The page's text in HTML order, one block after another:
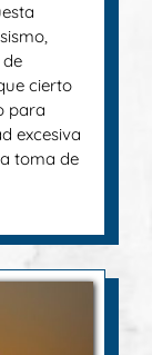
cierto
para
excesiva
toma de